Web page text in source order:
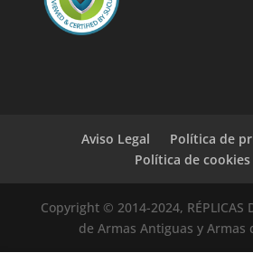
Aviso Legal
Política de
Política de cookies
Copyright © 2014-2024, RÉPLICAS
de Armas Antiguas y Armas